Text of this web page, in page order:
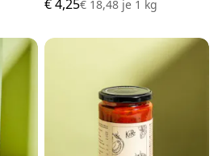
€ 4,25€ 18,48 je 1 kg